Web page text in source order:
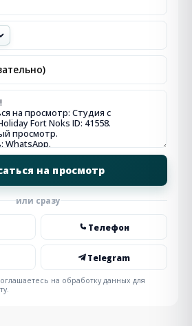
или сразу
Телефон
Telegram
на обработку данных для